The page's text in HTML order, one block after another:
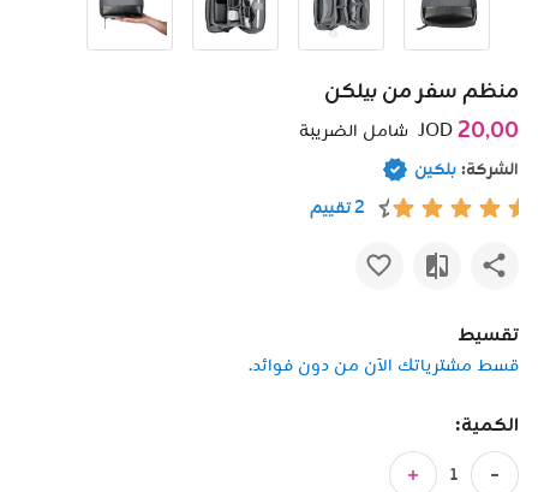
منظم سفر من بيلكن
20٫00
شامل الضريبة
الشركة:بلكين
2 تقييم
تقسيط
قسط مشترياتك الآن من دون فوائد.
الكمية: